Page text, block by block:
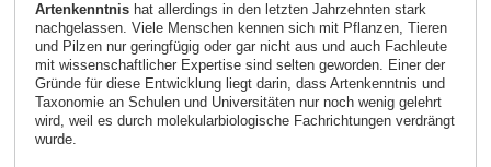
Artenkenntnishat allerdings in den letzten Jahrzehnten stark
nachgelassen. Viele Menschen kennen sich mit Pflanzen, Tieren
und Pilzen nur geringfügig oder gar nicht aus und auch Fachleute
mit wissenschaftlicher Expertise sind selten geworden. Einer der
Gründe für diese Entwicklung liegt darin, dass Artenkenntnis und
Taxonomie an Schulen und Universitäten nur noch wenig gelehrt
wird, weil es durch molekularbiologische Fachrichtungen verdrängt
wurde.